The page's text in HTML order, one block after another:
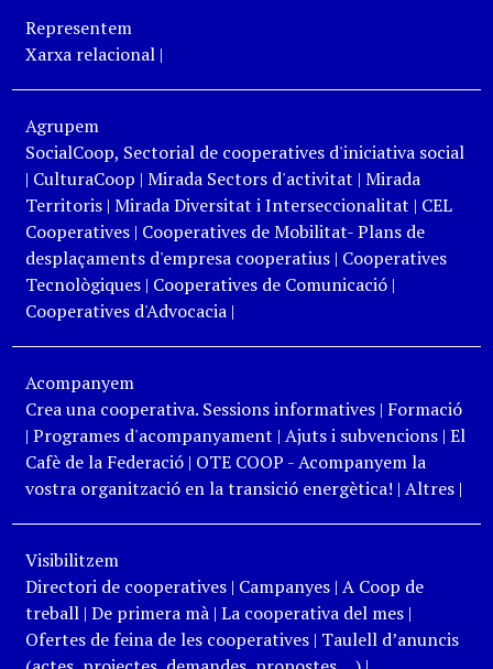
Representem
Xarxa relacional|
Agrupem
SocialCoop, Sectorial de cooperatives d'iniciativa social
| CulturaCoop | Mirada Sectors d'activitat | Mirada
Territoris| Mirada Diversitat i Interseccionalitat | CEL
Cooperatives| Cooperatives de Mobilitat- Plans de
desplaçaments d'empresa cooperatius| Cooperatives
Tecnològiques| Cooperatives de Comunicació|
Cooperatives d'Advocacia|
Acompanyem
Crea una cooperativa. Sessions informatives| Formació
| Programes d'acompanyament | Ajuts i subvencions| El
Cafè de la Federació| OTE COOP - Acompanyem la
vostra organització en la transició energètica! | Altres|
Visibilitzem
Directori de cooperatives| Campanyes| A Coop de
treball| De primera mà| La cooperativa del mes|
Ofertes de feina de les cooperatives| Taulell d’anuncis